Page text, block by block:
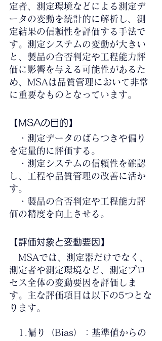
定者、測定環境などによる測定デ
ータの変動を統計的に解析し、測
定結果の信頼性を評価する手法で
す。測定システムの変動が大きい
と、製品の合否判定や工程能力評
価に影響を与える可能性があるた
め、MSAは品質管理において非常
に重要なものとなっています。
【MSAの目的】
・測定データのばらつきや偏り
を定量的に評価する。
・測定システムの信頼性を確認
し、工程や品質管理の改善に活か
す。
・製品の合否判定や工程能力評
価の精度を向上させる。
【評価対象と変動要因】
MSAでは、測定器だけでなく、
測定者や測定環境など、測定プロ
セス全体の変動要因を評価しま
す。主な評価項目は以下の5つとな
ります。
1.偏り（Bias）：基準値からの